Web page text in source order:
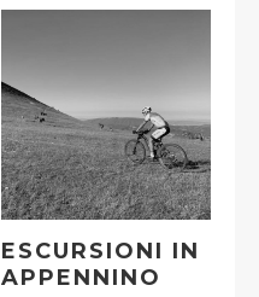
ESCURSIONI IN
APPENNINO